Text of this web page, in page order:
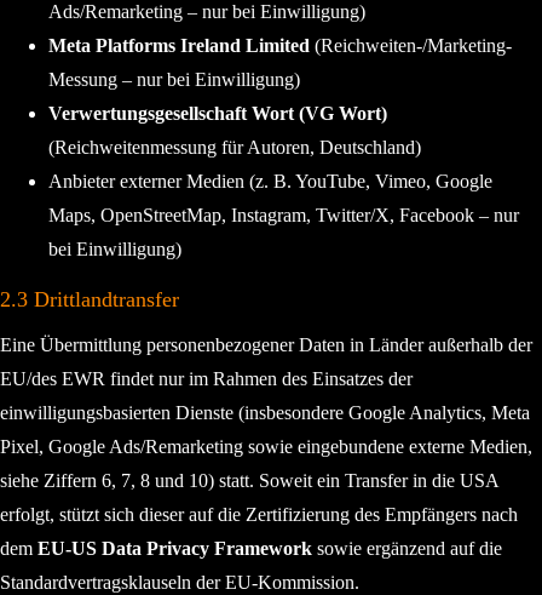
Ads/Remarketing – nur bei Einwilligung)
Meta Platforms Ireland Limited (Reichweiten-/Marketing-
Messung – nur bei Einwilligung)
Verwertungsgesellschaft Wort (VG Wort)
(Reichweitenmessung für Autoren, Deutschland)
Anbieter externer Medien (z. B. YouTube, Vimeo, Google
Maps, OpenStreetMap, Instagram, Twitter/X, Facebook – nur
bei Einwilligung)
2.3 Drittlandtransfer
Eine Übermittlung personenbezogener Daten in Länder außerhalb der
EU/des EWR findet nur im Rahmen des Einsatzes der
einwilligungsbasierten Dienste (insbesondere Google Analytics, Meta
Pixel, Google Ads/Remarketing sowie eingebundene externe Medien,
siehe Ziffern 6, 7, 8 und 10) statt. Soweit ein Transfer in die USA
erfolgt, stützt sich dieser auf die Zertifizierung des Empfängers nach
dem EU-US Data Privacy Framework sowie ergänzend auf die
Standardvertragsklauseln der EU-Kommission.